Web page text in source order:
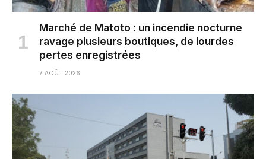
Marché de Matoto : un incendie nocturne
ravage plusieurs boutiques, de lourdes
pertes enregistrées
7 AOÛT 2026